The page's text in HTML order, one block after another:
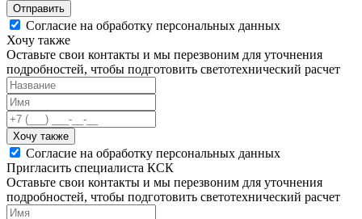
Отправить
Согласие на обработку персональных данных
Хочу также
Оставьте свои контакты и мы перезвоним для уточнения
подробностей, чтобы подготовить светотехнический расчет
Хочу также
Согласие на обработку персональных данных
Пригласить специалиста КСК
Оставьте свои контакты и мы перезвоним для уточнения
подробностей, чтобы подготовить светотехнический расчет